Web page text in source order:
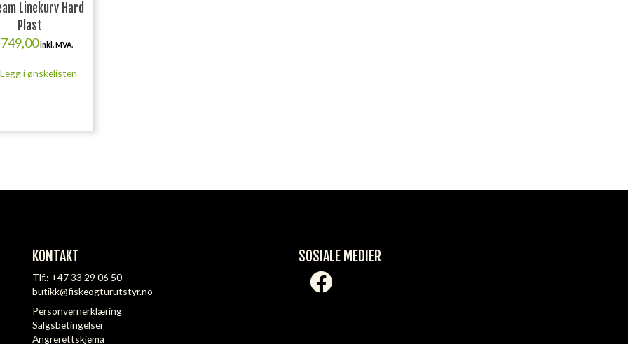
Linekurv Hard
Plast
inkl. MVA.
Legg i ønskelisten
KONTAKT
Tlf.: +47 33 29 06 50
butikk@fiskeogturutstyr.no
Personvernerklæring
Salgsbetingelser
Angrerettskjema
SOSIALE MEDIER